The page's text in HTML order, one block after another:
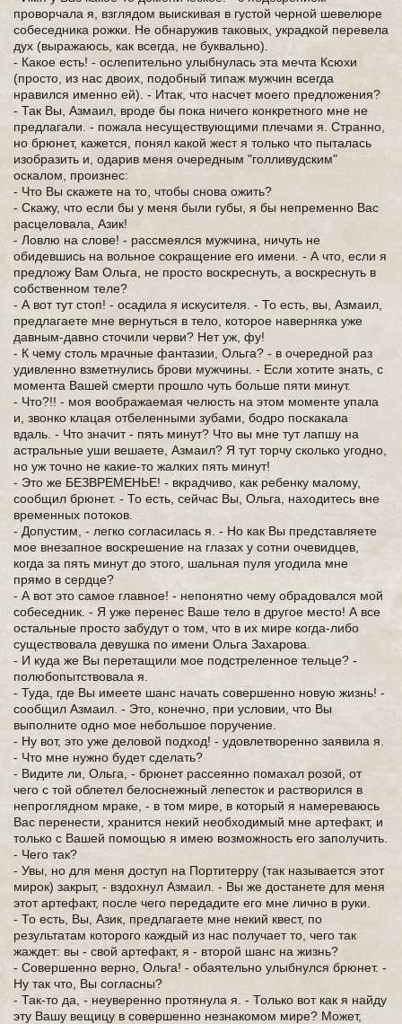
проворчала я, взглядом выискивая в густой черной шевелюре
собеседника рожки. Не обнаружив таковых, украдкой перевела
дух (выражаюсь, как всегда, не буквально).
- Какое есть! - ослепительно улыбнулась эта мечта Ксюхи
(просто, из нас двоих, подобный типаж мужчин всегда
нравился именно ей). - Итак, что насчет моего предложения?
- Так Вы, Азмаил, вроде бы пока ничего конкретного мне не
предлагали. - пожала несуществующими плечами я. Странно,
но брюнет, кажется, понял какой жест я только что пыталась
изобразить и, одарив меня очередным "голливудским"
оскалом, произнес:
- Что Вы скажете на то, чтобы снова ожить?
- Скажу, что если бы у меня были губы, я бы непременно Вас
расцеловала, Азик!
- Ловлю на слове! - рассмеялся мужчина, ничуть не
обидевшись на вольное сокращение его имени. - А что, если я
предложу Вам Ольга, не просто воскреснуть, а воскреснуть в
собственном теле?
- А вот тут стоп! - осадила я искусителя. - То есть, вы, Азмаил,
предлагаете мне вернуться в тело, которое наверняка уже
давным-давно сточили черви? Нет уж, фу!
- К чему столь мрачные фантазии, Ольга? - в очередной раз
удивленно взметнулись брови мужчины. - Если хотите знать, с
момента Вашей смерти прошло чуть больше пяти минут.
- Что?!! - моя воображаемая челюсть на этом моменте упала
и, звонко клацая отбеленными зубами, бодро поскакала
вдаль. - Что значит - пять минут? Что вы мне тут лапшу на
астральные уши вешаете, Азмаил? Я тут торчу сколько угодно,
но уж точно не какие-то жалких пять минут!
- Это же БЕЗВРЕМЕНЬЕ! - вкрадчиво, как ребенку малому,
сообщил брюнет. - То есть, сейчас Вы, Ольга, находитесь вне
временных потоков.
- Допустим, - легко согласилась я. - Но как Вы представляете
мое внезапное воскрешение на глазах у сотни очевидцев,
когда за пять минут до этого, шальная пуля угодила мне
прямо в сердце?
- А вот это самое главное! - непонятно чему обрадовался мой
собеседник. - Я уже перенес Ваше тело в другое место! А все
остальные просто забудут о том, что в их мире когда-либо
существовала девушка по имени Ольга Захарова.
- И куда же Вы перетащили мое подстреленное тельце? -
полюбопытствовала я.
- Туда, где Вы имеете шанс начать совершенно новую жизнь! -
сообщил Азмаил. - Это, конечно, при условии, что Вы
выполните одно мое небольшое поручение.
- Ну вот, это уже деловой подход! - удовлетворенно заявила я.
- Что мне нужно будет сделать?
- Видите ли, Ольга, - брюнет рассеянно помахал розой, от
чего с той облетел белоснежный лепесток и растворился в
непроглядном мраке, - в том мире, в который я намереваюсь
Вас перенести, хранится некий необходимый мне артефакт, и
только с Вашей помощью я имею возможность его заполучить.
- Чего так?
- Увы, но для меня доступ на Портитерру (так называется этот
мирок) закрыт, - вздохнул Азмаил. - Вы же достанете для меня
этот артефакт, после чего передадите его мне лично в руки.
- То есть, Вы, Азик, предлагаете мне некий квест, по
результатам которого каждый из нас получает то, чего так
жаждет: вы - свой артефакт, я - второй шанс на жизнь?
- Совершенно верно, Ольга! - обаятельно улыбнулся брюнет. -
Ну так что, Вы согласны?
- Так-то да, - неуверенно протянула я. - Только вот как я найду
эту Вашу вещицу в совершенно незнакомом мире? Может,